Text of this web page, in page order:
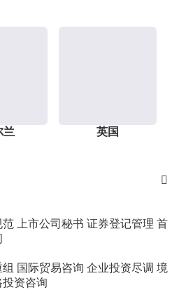
兰 英国

范 上市公司秘书 证券登记管理 首
国际贸易咨询 企业投资尽调 境
资咨询